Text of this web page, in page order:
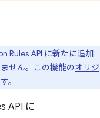
Rules API に新たに追加
せん。この機能のオリジ
。
API に